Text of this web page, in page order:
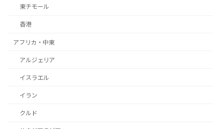
東チモール
香港
アフリカ・中東
アルジェリア
イスラエル
イラン
クルド